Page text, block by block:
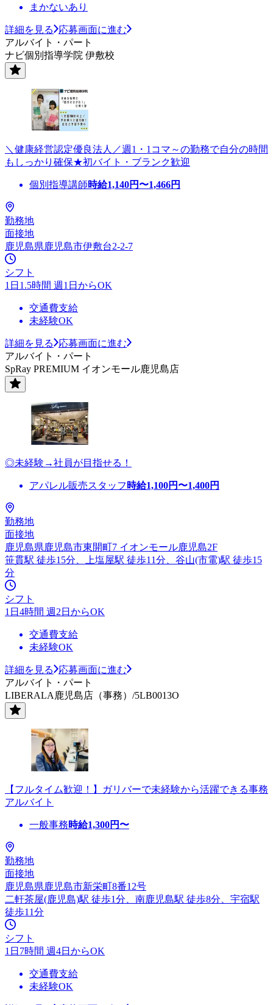
まかないあり
詳細を見る
応募画面に進む
アルバイト・パート
ナビ個別指導学院 伊敷校
＼健康経営認定優良法人／週1・1コマ～の勤務で自分の時間
もしっかり確保★初バイト・ブランク歓迎
個別指導講師時給1,140円〜1,466円
勤務地
面接地
鹿児島県鹿児島市伊敷台2-2-7
シフト
1日1.5時間 週1日からOK
交通費支給
未経験OK
詳細を見る
応募画面に進む
アルバイト・パート
SpRay PREMIUM イオンモール鹿児島店
◎未経験→社員が目指せる！
アパレル販売スタッフ 時給1,100円〜1,400円
勤務地
面接地
鹿児島県鹿児島市東開町7 イオンモール鹿児島2F
笹貫駅 徒歩15分、上塩屋駅 徒歩11分、谷山(市電)駅 徒歩15
分
シフト
1日4時間 週2日からOK
交通費支給
未経験OK
詳細を見る
応募画面に進む
アルバイト・パート
LIBERALA鹿児島店（事務）/5LB0013O
【フルタイム歓迎！】ガリバーで未経験から活躍できる事務
アルバイト
一般事務時給1,300円〜
勤務地
面接地
鹿児島県鹿児島市新栄町8番12号
二軒茶屋(鹿児島)駅 徒歩1分、南鹿児島駅 徒歩8分、宇宿駅
徒歩11分
シフト
1日7時間 週4日からOK
交通費支給
未経験OK